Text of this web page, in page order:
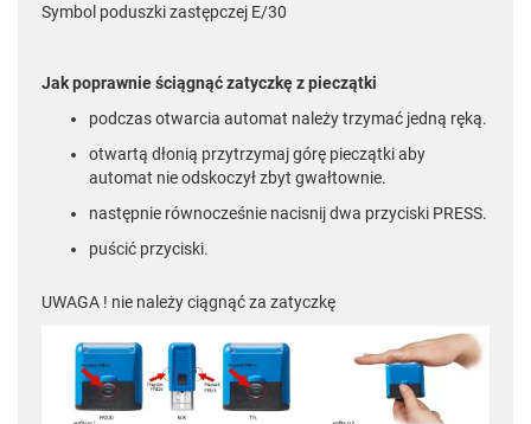
Symbol poduszki zastępczej E/30
Jak poprawnie ściągnąć zatyczkę z pieczątki
podczas otwarcia automat należy trzymać jedną ręką.
otwartą dłonią przytrzymaj górę pieczątki aby
automat nie odskoczył zbyt gwałtownie.
następnie równocześnie nacisnij dwa przyciski PRESS.
puścić przyciski.
UWAGA ! nie należy ciągnąć za zatyczkę